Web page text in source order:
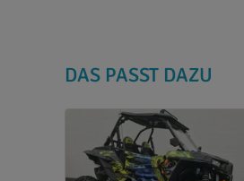
DAS PASST DAZU